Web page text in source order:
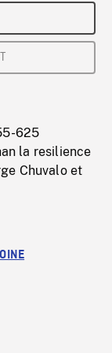
625
la resilience
Chuvalo et